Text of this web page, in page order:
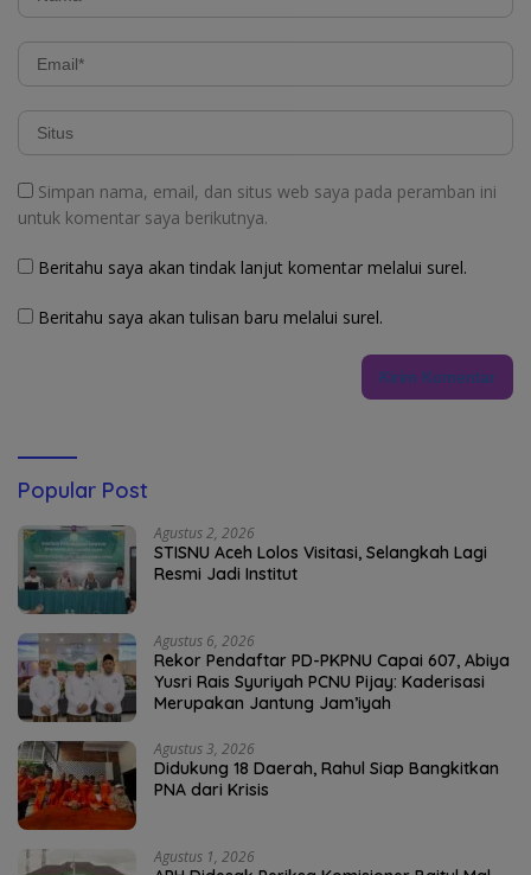
Simpan nama, email, dan situs web saya pada peramban ini
untuk komentar saya berikutnya.
Beritahu saya akan tindak lanjut komentar melalui surel.
Beritahu saya akan tulisan baru melalui surel.
Popular Post
Agustus 2, 2026
STISNU Aceh Lolos Visitasi, Selangkah Lagi
Resmi Jadi Institut
Agustus 6, 2026
Rekor Pendaftar PD-PKPNU Capai 607, Abiya
Yusri Rais Syuriyah PCNU Pijay: Kaderisasi
Merupakan Jantung Jam’iyah
Agustus 3, 2026
Didukung 18 Daerah, Rahul Siap Bangkitkan
PNA dari Krisis
Agustus 1, 2026